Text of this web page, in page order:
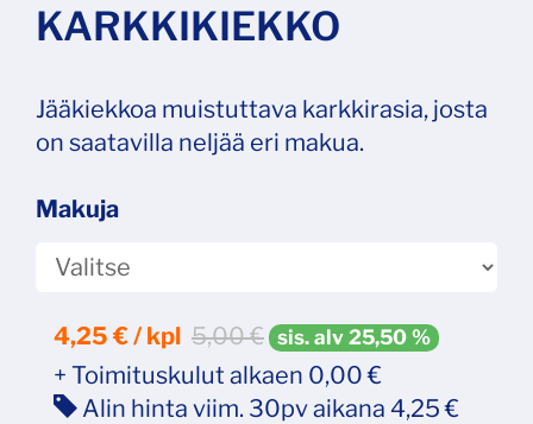
KARKKIKIEKKO
Jääkiekkoa muistuttava karkkirasia, josta
on saatavilla neljää eri makua.
Makuja
4,25 € / kpl 5,00 € sis. alv 25,50 %
+ Toimituskulut alkaen 0,00 €
Alin hinta viim. 30pv aikana 4,25 €